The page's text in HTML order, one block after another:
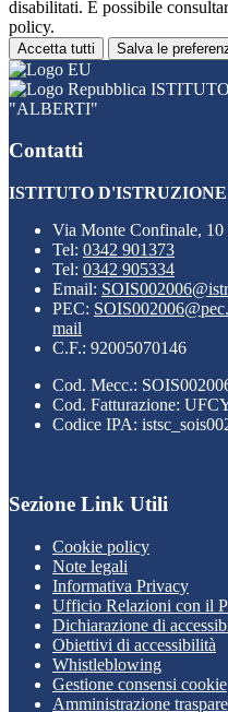
disabilitati. È possibile
policy.
Accetta tutti Salva le
"ALBERTI"
Contatti
ISTITUTO
Via Monte Confinale,
Tel: 0342 901373
Tel: 0342 905334
Email:
PEC:
mail
C.F.: 92005070146
Cod. Mecc.:
Cod. Fatturazione:
Codice IPA:
Sezione Link Utili
Cookie policy
Note legali
Informativa Privacy
Ufficio Relazioni con il
Dichiarazione di
Obiettivi di accessibilità
Whistleblowing
Gestione consensi cookie
Amministrazione